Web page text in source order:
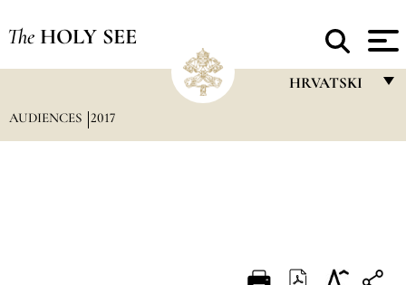
The HOLY SEE
HRVATSKI
AUDIENCES 2017